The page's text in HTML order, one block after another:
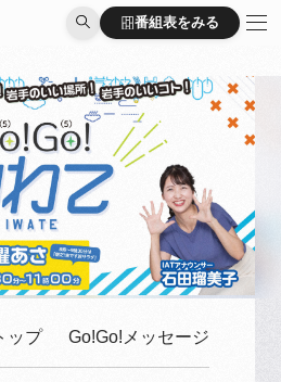
番組表をみる
番組表をみる
ップ Go!Go!メッセージはこち